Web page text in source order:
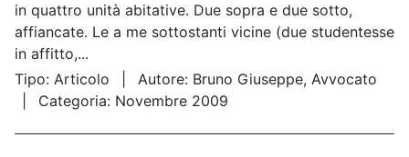
in quattro unità abitative. Due sopra e due sotto,
affiancate. Le a me sottostanti vicine (due studentesse
in affitto,...
Tipo: Articolo Autore: Bruno Giuseppe, Avvocato
Categoria: Novembre 2009